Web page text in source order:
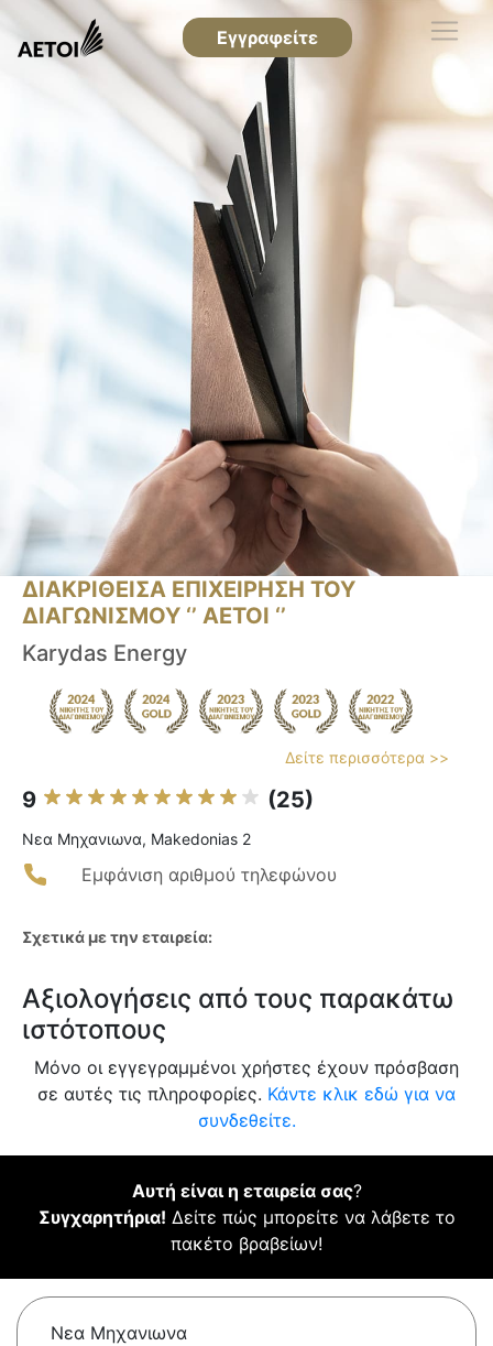
Εγγραφείτε
ΔΙΑΚΡΙΘΕΙΣΑ ΕΠΙΧΕΙΡΗΣΗ ΤΟΥ
ΔΙΑΓΩΝΙΣΜΟΥ ‘’ ΑΕΤΟΙ ‘’
Karydas Energy
Δείτε περισσότερα >>
9 (25)
Νεα Μηχανιωνα, Makedonias 2
Εμφάνιση αριθμού τηλεφώνου
Σχετικά με την εταιρεία:
Αξιολογήσεις από τους παρακάτω
ιστότοπους
Μόνο οι εγγεγραμμένοι χρήστες έχουν πρόσβαση
σε αυτές τις πληροφορίες. Κάντε κλικ εδώ για να
συνδεθείτε.
Αυτή είναι η εταιρεία σας?
Συγχαρητήρια! Δείτε πώς μπορείτε να λάβετε το
πακέτο βραβείων!
Νεα Μηχανιωνα